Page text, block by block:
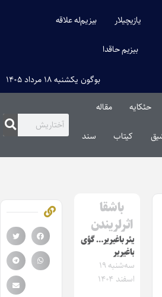
یازیچیلار بیزیم‌له علاقه
بیزیم حاقدا
بوگون یکشنبه ۱۸ مرداد ۱۴۰۵
حئکایه مقاله‌
کیتاب سند
باشقا
اثرلریندن
یئر باغیریر… گؤی
باغیریر
سه‌شنبه ۱۹
اسفند ۱۴۰۴